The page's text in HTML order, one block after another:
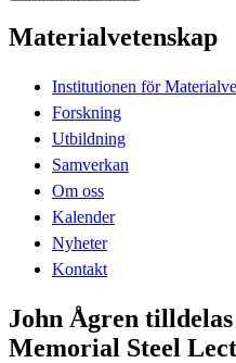
Materialvetenskap
Institutionen för
Forskning
Utbildning
Samverkan
Om oss
Kalender
Nyheter
Kontakt
John Ågren
Memorial Steel